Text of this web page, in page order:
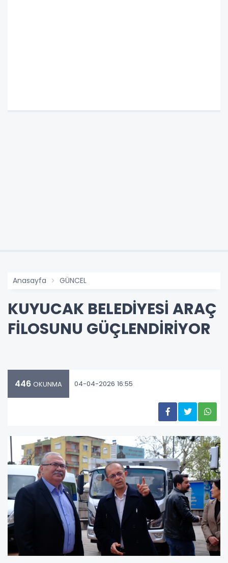
Anasayfa GÜNCEL
KUYUCAK BELEDİYESİ ARAÇ
FİLOSUNU GÜÇLENDİRİYOR
446 OKUNMA 04-04-2026 16:55